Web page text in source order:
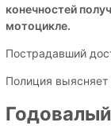
конечностей
мотоцикле.
Пострадавший
Полиция выясняет